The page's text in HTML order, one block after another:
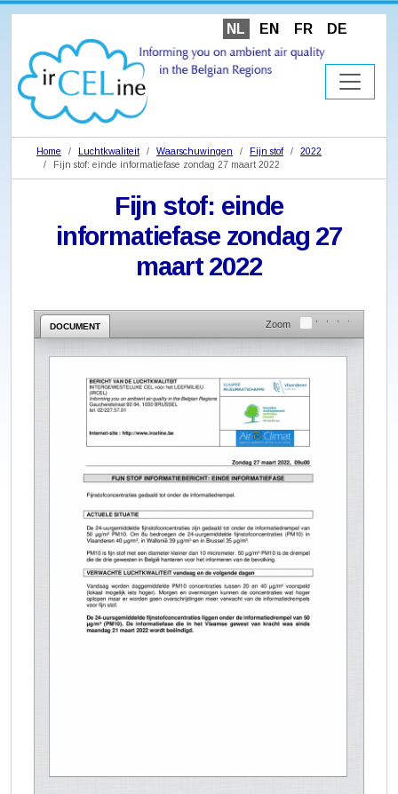
NL EN FR DE
Home Luchtkwaliteit Waarschuwingen Fijn stof
2022
Fijn stof: einde informatiefase zondag 27 maart 2022
Fijn stof: einde
informatiefase zondag 27
maart 2022
DOCUMENT Zoom